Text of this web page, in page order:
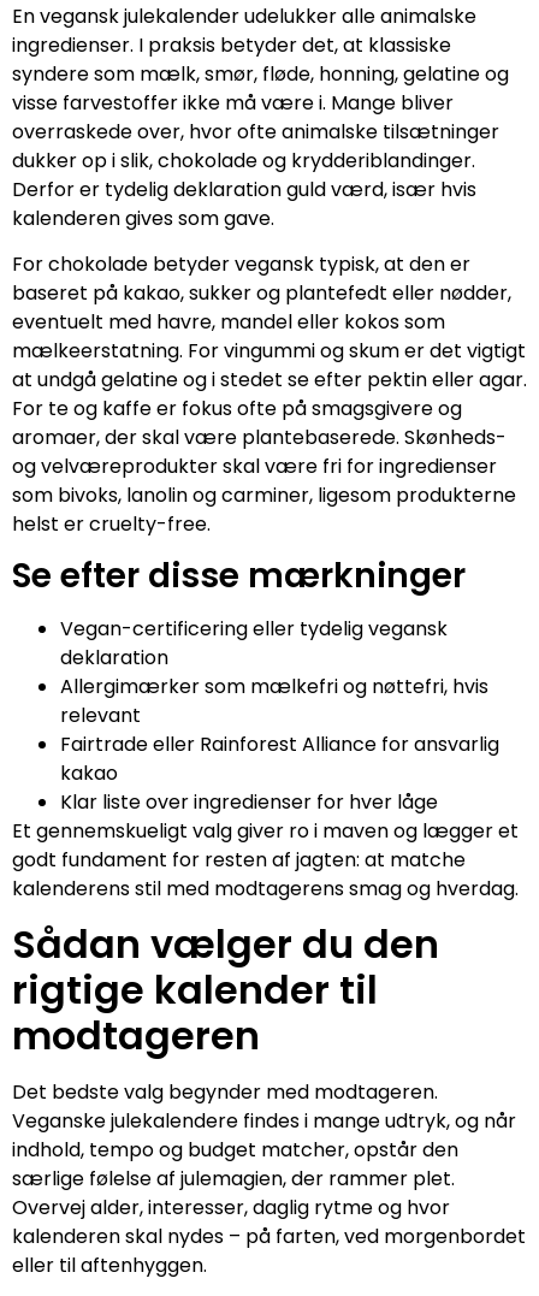
En vegansk julekalender udelukker alle animalske
ingredienser. I praksis betyder det, at klassiske
syndere som mælk, smør, fløde, honning, gelatine og
visse farvestoffer ikke må være i. Mange bliver
overraskede over, hvor ofte animalske tilsætninger
dukker op i slik, chokolade og krydderiblandinger.
Derfor er tydelig deklaration guld værd, især hvis
kalenderen gives som gave.
For chokolade betyder vegansk typisk, at den er
baseret på kakao, sukker og plantefedt eller nødder,
eventuelt med havre, mandel eller kokos som
mælkeerstatning. For vingummi og skum er det vigtigt
at undgå gelatine og i stedet se efter pektin eller agar.
For te og kaffe er fokus ofte på smagsgivere og
aromaer, der skal være plantebaserede. Skønheds-
og velværeprodukter skal være fri for ingredienser
som bivoks, lanolin og carminer, ligesom produkterne
helst er cruelty-free.
Se efter disse mærkninger
Vegan-certificering eller tydelig vegansk
deklaration
Allergimærker som mælkefri og nøttefri, hvis
relevant
Fairtrade eller Rainforest Alliance for ansvarlig
kakao
Klar liste over ingredienser for hver låge
Et gennemskueligt valg giver ro i maven og lægger et
godt fundament for resten af jagten: at matche
kalenderens stil med modtagerens smag og hverdag.
Sådan vælger du den
rigtige kalender til
modtageren
Det bedste valg begynder med modtageren.
Veganske julekalendere findes i mange udtryk, og når
indhold, tempo og budget matcher, opstår den
særlige følelse af julemagien, der rammer plet.
Overvej alder, interesser, daglig rytme og hvor
kalenderen skal nydes – på farten, ved morgenbordet
eller til aftenhyggen.